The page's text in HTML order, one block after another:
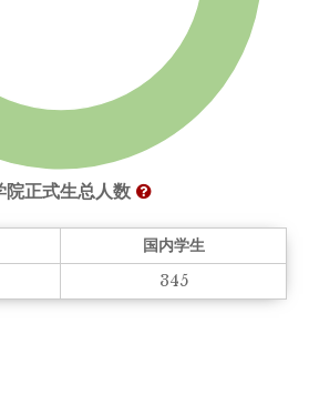
院正式生总人数
国内学生
345